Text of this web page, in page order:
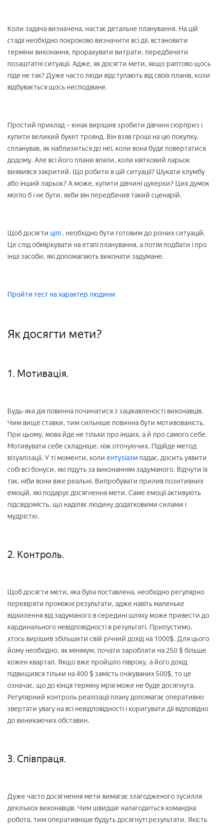
Коли задача визначена, настає детальне планування. На цій
стадії необхідно покроково визначити всі дії, встановити
терміни виконання, прорахувати витрати, передбачити
позаштатні ситуації. Адже, як досягти мети, якщо раптово щось
піде не так? Дуже часто люди відступають від своїх планів, коли
відбувається щось несподіване.
Простий приклад – юнак вирішив зробити дівчині сюрприз і
купити великий букет троянд. Він взяв гроші на цю покупку,
спланував, як наблизиться до неї, коли вона буде повертатися
додому. Але всі його плани впали, коли квітковий ларьок
виявився закритий. Що робити в цій ситуації? Шукати клумбу
або інший ларьок? А може, купити дівчині цукерки? Цих думок
могло б і не бути, якби він передбачив такий сценарій.
Щоб досягти цілі , необхідно бути готовим до різних ситуацій.
Це слід обміркувати на етапі планування, а потім подбати і про
інші засоби, які допомагають виконати задумане.
Пройти тест на характер людини
Як досягти мети?
1. Мотивація.
Будь-яка дія повинна починатися з зацікавленості виконавців.
Чим вище ставки, тим сильніше повинна бути мотивованість.
При цьому, мова йде не тільки про інших, а й про самого себе.
Мотивувати себе складніше, ніж оточуючих. Підійде метод
візуалізації. У ті моменти, коли ентузіазм падає, досить уявити
собі всі бонуси, які підуть за виконанням задуманого. Відчути їх
так, ніби вони вже реальні. Випробувати прилив позитивних
емоцій, які подарує досягнення мети. Саме емоції активують
підсвідомість, що наділяє людину додатковими силами і
мудрістю.
2. Контроль.
Щоб досягти мети, яка була поставлена, необхідно регулярно
перевіряти проміжні результати, адже навіть маленьке
відхилення від задуманого в середині шляху може привести до
кардинального невідповідності в результаті. Припустимо,
хтось вирішив збільшити свій річний дохід на 1000$. Для цього
йому необхідно, як мінімум, почати заробляти на 250 $ більше
кожен квартал. Якщо вже пройшло півроку, а його дохід
підвищився тільки на 400 $ замість очікуваних 500$, то це
означає, що до кінця терміну мрія може не буде досягнута.
Регулярний контроль реалізації плану допомагає оперативно
звертати увагу на всі невідповідності і коригувати дії відповідно
до виникаючих обставин.
3. Співпраця.
Дуже часто досягнення мети вимагає злагодженого зусилля
декількох виконавців. Чим швидше налагодиться командна
робота, тим оперативніше будуть досягнуті результати. Якість